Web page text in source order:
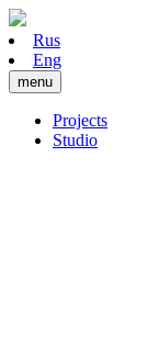
Rus
Eng
menu
Projects
Studio